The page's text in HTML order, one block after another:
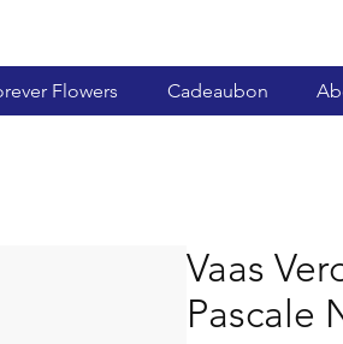
Flowers Cadeaubon
Vaas
Pascale